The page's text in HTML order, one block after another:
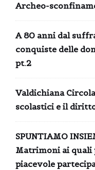
Archeo-
A 80 anni dal
conquiste delle
pt.2
Valdichiana
scolastici e il
SPUNTIAMO
Matrimoni ai quali
piacevole